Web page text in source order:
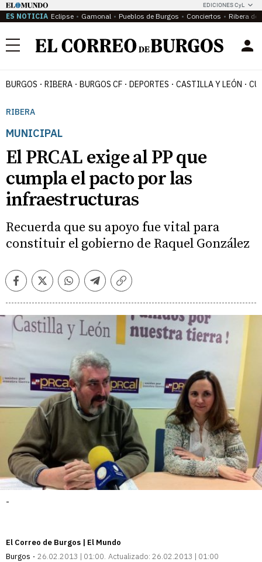
EDICIONES CyL
ES NOTICIA Eclipse Gamonal Pueblos de Burgos Conciertos Ribera del
Menú
BURGOS RIBERA BURGOS CF DEPORTES CASTILLA Y LEÓN
RIBERA
MUNICIPAL
El PRCAL exige al PP que
cumpla el pacto por las
infraestructuras
Recuerda que su apoyo fue vital para
constituir el gobierno de Raquel González
FacebookTwitterWhatsappTelegramCopiar
-
El Correo de Burgos | El Mundo
Burgos
26.02.2013 | 01:00 Actualizado: 26.02.2013 | 01:00